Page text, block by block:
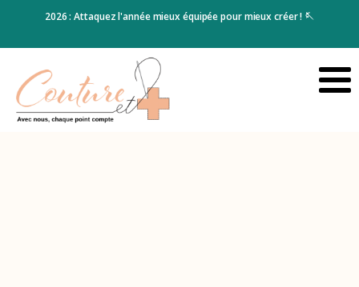
2026 : Attaquez l'année mieux équipée pour mieux créer ! 🪡